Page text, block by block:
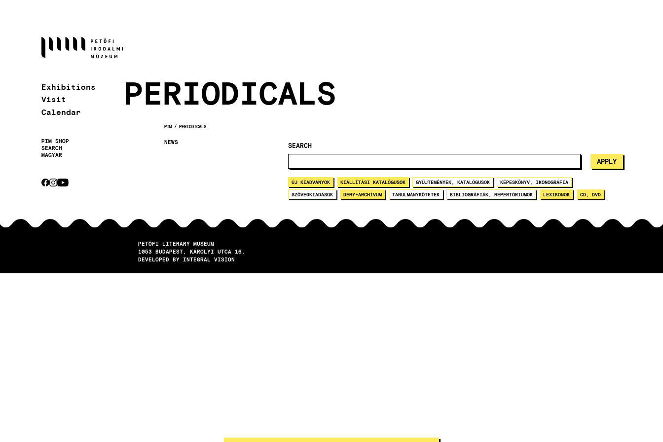
Exhibitions
Visit
Calendar
Secondary
PIM SHOP
SEARCH
MAGYAR
PIM PERIODICALS
NEWS
PERIODICALS
SEARCH
ÚJ KIADVÁNYOK KIÁLLÍTÁSI KATALÓGUSOK GYŰJTEMÉNYEK, KATALÓGUSOK KÉPESKÖNYV, IKONOGRÁFIA
SZÖVEGKIADÁSOK DÉRY-ARCHÍVUM TANULMÁNYKÖTETEK BIBLIOGRÁFIÁK, REPERTÓRIUMOK LEXIKONOK CD, DVD
PETŐFI LITERARY MUSEUM
1053
BUDAPEST
KÁROLYI UTCA 16.
DEVELOPED BY INTEGRAL VISION